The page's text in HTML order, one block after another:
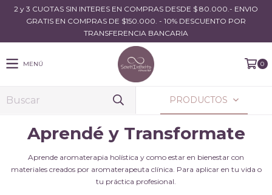
2 y 3 CUOTAS SIN INTERES EN COMPRAS DESDE $ 80.000.- ENVIO
GRATIS EN COMPRAS DE $150.000. - 10% DESCUENTO POR
TRANSFERENCIA BANCARIA
MENÚ 0
PRODUCTOS
Aprendé y Transformate
Aprende aromaterapia holística y como estar en bienestar con
materiales creados por aromaterapeuta clínica. Para aplicar en tu vida o
tu práctica profesional.